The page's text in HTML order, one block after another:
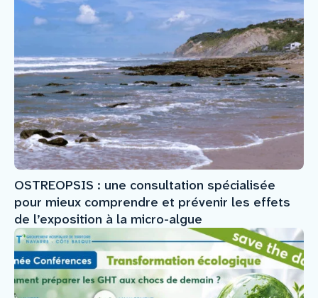
OSTREOPSIS : une consultation spécialisée
pour mieux comprendre et prévenir les effets
de l’exposition à la micro-algue